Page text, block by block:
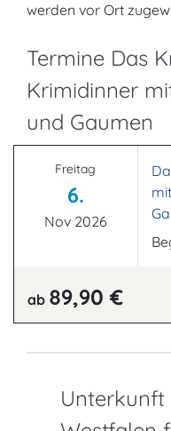
werden vor Ort
Termine Das
Krimidinner
und Gaumen
Freitag
6.
Nov 2026
ab 89,90 €
Unterkunft